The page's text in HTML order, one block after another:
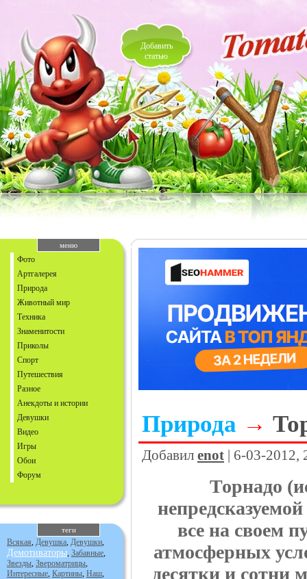
Добавить
статью
меню
Фото
Артгалерея
Природа
Животный мир
Техника
Знаменитости
Приколы
Спорт
Путешествия
Разное
Анекдоты и истории
Девушки
Видео
Игры
Обои
Форум
теги
Всякая, Девушка, Девушки,
Демотиваторы, Забавные,
Звезды, Звероматрицы,
Интересные, Картины, Наш,
Природа →
Добавил enot | 6-03-
Торнадо
все на своем
атмосферных
десятки и сотни